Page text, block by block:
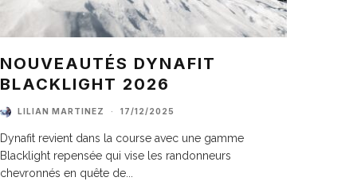
NOUVEAUTÉS DYNAFIT
BLACKLIGHT 2026
LILIAN MARTINEZ · 17/12/2025
Dynafit revient dans la course avec une gamme
Blacklight repensée qui vise les randonneurs
chevronnés en quête de